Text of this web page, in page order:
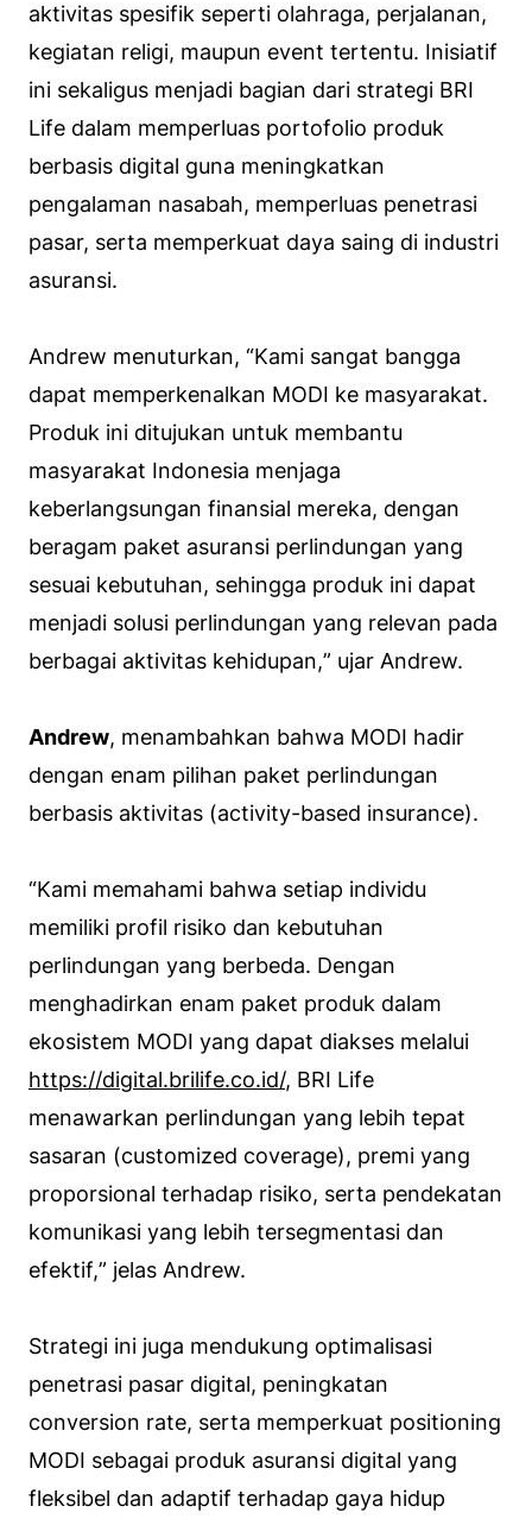
aktivitas spesifik seperti olahraga, perjalanan,
kegiatan religi, maupun event tertentu. Inisiatif
ini sekaligus menjadi bagian dari strategi BRI
Life dalam memperluas portofolio produk
berbasis digital guna meningkatkan
pengalaman nasabah, memperluas penetrasi
pasar, serta memperkuat daya saing di industri
asuransi.
Andrew menuturkan, “Kami sangat bangga
dapat memperkenalkan MODI ke masyarakat.
Produk ini ditujukan untuk membantu
masyarakat Indonesia menjaga
keberlangsungan finansial mereka, dengan
beragam paket asuransi perlindungan yang
sesuai kebutuhan, sehingga produk ini dapat
menjadi solusi perlindungan yang relevan pada
berbagai aktivitas kehidupan,” ujar Andrew.
Andrew, menambahkan bahwa MODI hadir
dengan enam pilihan paket perlindungan
berbasis aktivitas (activity-based insurance).
“Kami memahami bahwa setiap individu
memiliki profil risiko dan kebutuhan
perlindungan yang berbeda. Dengan
menghadirkan enam paket produk dalam
ekosistem MODI yang dapat diakses melalui
https://digital.brilife.co.id/, BRI Life
menawarkan perlindungan yang lebih tepat
sasaran (customized coverage), premi yang
proporsional terhadap risiko, serta pendekatan
komunikasi yang lebih tersegmentasi dan
efektif,” jelas Andrew.
Strategi ini juga mendukung optimalisasi
penetrasi pasar digital, peningkatan
conversion rate, serta memperkuat positioning
MODI sebagai produk asuransi digital yang
fleksibel dan adaptif terhadap gaya hidup